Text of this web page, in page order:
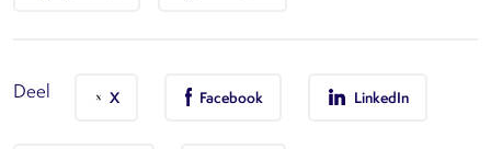
Deel X Facebook LinkedIn